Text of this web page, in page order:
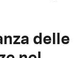
delle